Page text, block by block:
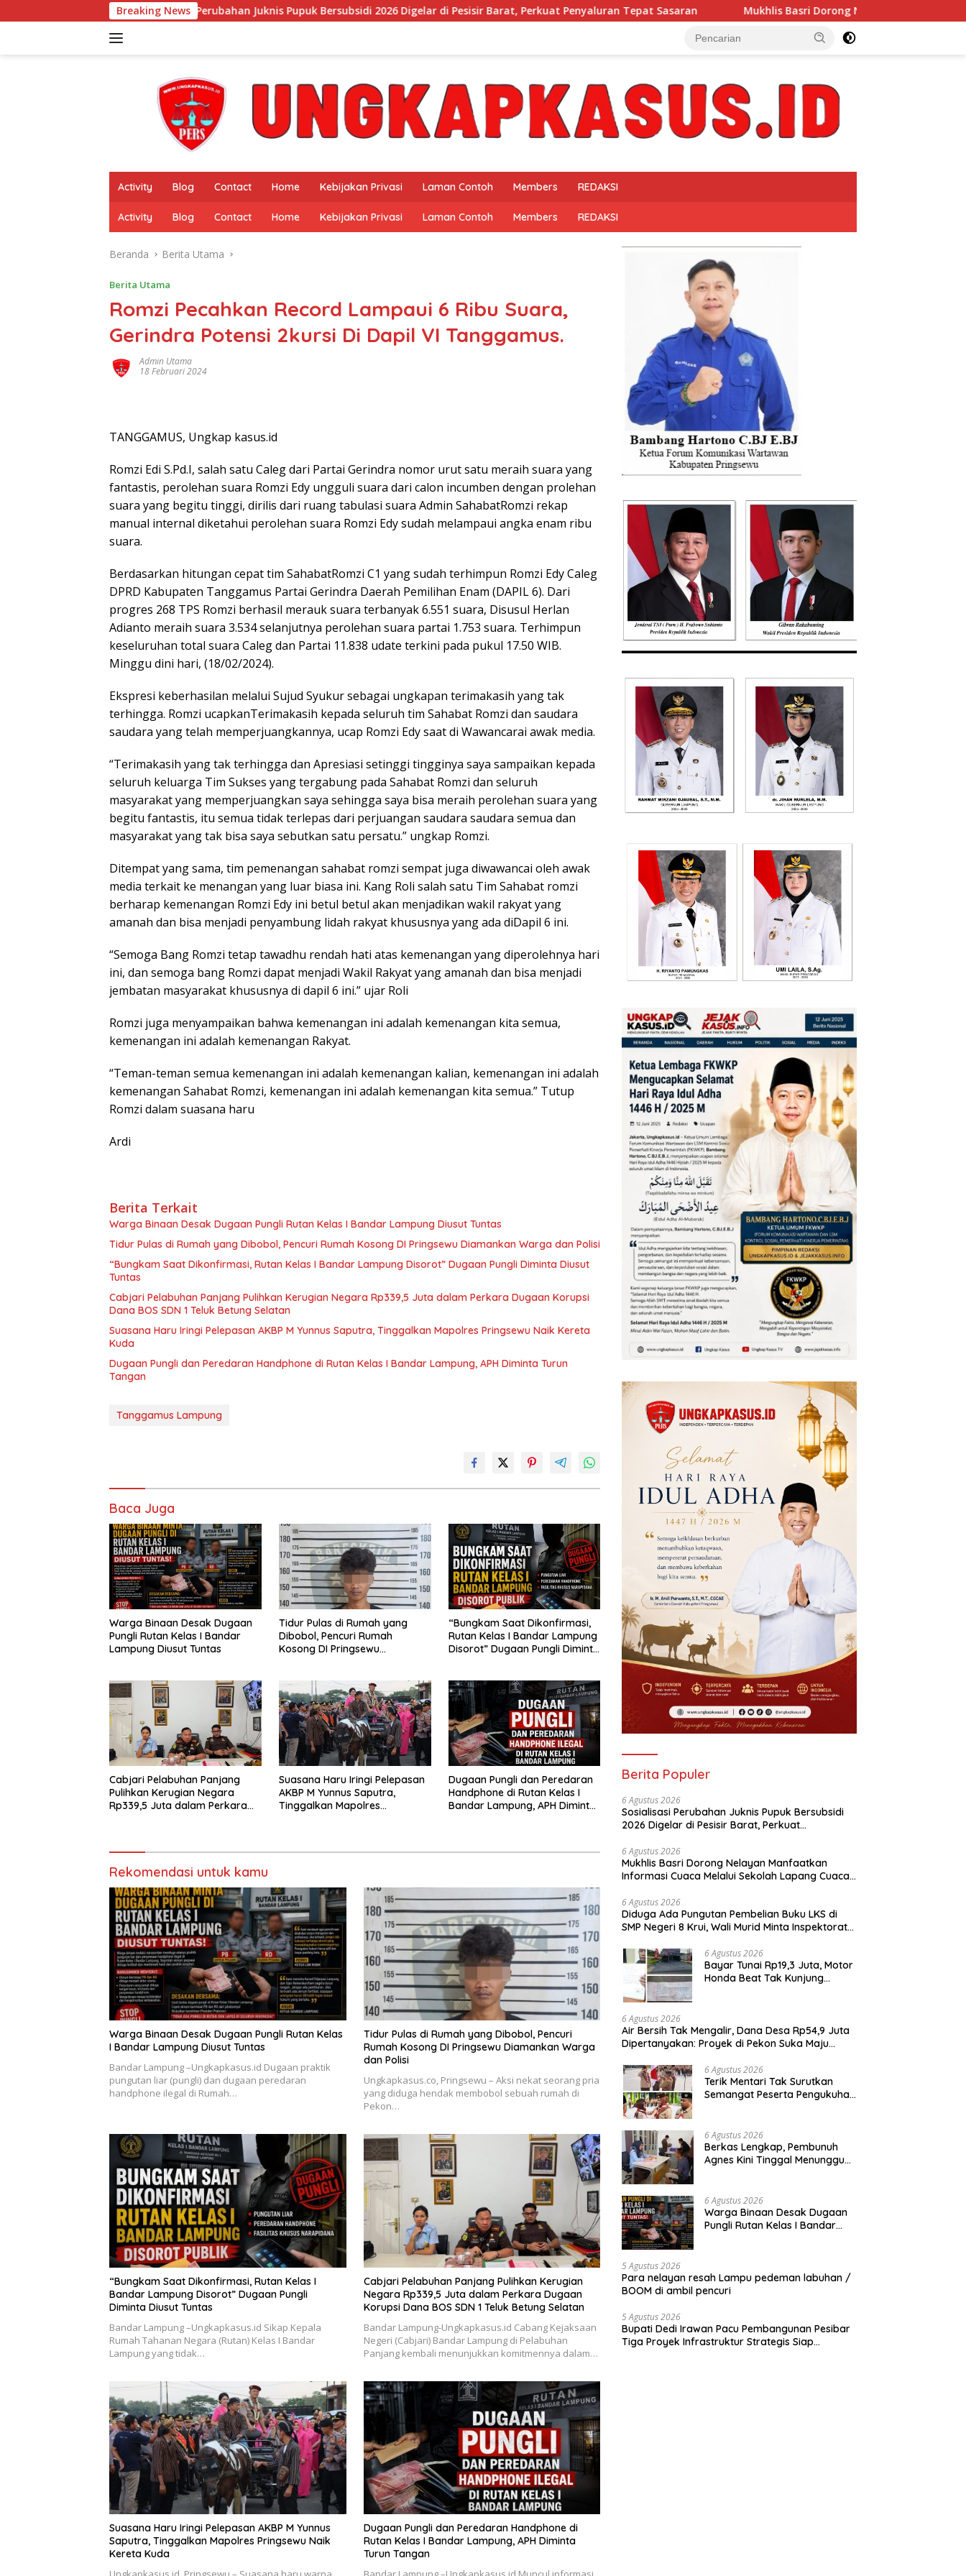
ke
Breaking News
Sosialisasi Perubahan Juknis Pupuk Bersubsidi 2026 Digelar di Pesisir Barat, Perkuat Penyaluran Tepat Sasaran Mukhlis Basri Dorong Nelayan Manfaatkan Informasi Cuaca Melalui
Activity Blog Contact Home Kebijakan Privasi Laman Contoh Members REDAKSI
Activity Blog Contact Home Kebijakan Privasi Laman Contoh Members REDAKSI
Beranda Berita Utama
Berita Utama
Romzi Pecahkan Record Lampaui 6 Ribu Suara,
Gerindra Potensi 2kursi Di Dapil VI Tanggamus.
Admin Utama
18 Februari 2024
TANGGAMUS, Ungkap kasus.id
Romzi Edi S.Pd.I, salah satu Caleg dari Partai Gerindra nomor urut satu meraih suara yang
fantastis, perolehan suara Romzi Edy ungguli suara dari calon incumben dengan prolehan
suara yang begitu tinggi, dirilis dari ruang tabulasi suara Admin SahabatRomzi rekap
manual internal diketahui perolehan suara Romzi Edy sudah melampaui angka enam ribu
suara.
Berdasarkan hitungan cepat tim SahabatRomzi C1 yang sudah terhimpun Romzi Edy Caleg
DPRD Kabupaten Tanggamus Partai Gerindra Daerah Pemilihan Enam (DAPIL 6). Dari
progres 268 TPS Romzi berhasil merauk suara terbanyak 6.551 suara, Disusul Herlan
Adianto meraih suara 3.534 selanjutnya perolehan suara partai 1.753 suara. Terhimpun
keseluruhan total suara Caleg dan Partai 11.838 udate terkini pada pukul 17.50 WIB.
Minggu dini hari, (18/02/2024).
Ekspresi keberhasilan melalui Sujud Syukur sebagai ungkapan terimakasih yang tak
terhingga. Romzi ucapkanTerimakasih kepada seluruh tim Sahabat Romzi dan saudara
saudara yang telah memperjuangkannya, ucap Romzi Edy saat di Wawancarai awak media.
“Terimakasih yang tak terhingga dan Apresiasi setinggi tingginya saya sampaikan kepada
seluruh keluarga Tim Sukses yang tergabung pada Sahabat Romzi dan seluruh
masyarakat yang memperjuangkan saya sehingga saya bisa meraih perolehan suara yang
begitu fantastis, itu semua tidak terlepas dari perjuangan saudara saudara semua dan
masyarakat yang tak bisa saya sebutkan satu persatu.” ungkap Romzi.
Ditempat yang sama, tim pemenangan sahabat romzi sempat juga diwawancai oleh awak
media terkait ke menangan yang luar biasa ini. Kang Roli salah satu Tim Sahabat romzi
berharap kemenangan Romzi Edy ini betul betul akan menjadikan wakil rakyat yang
amanah dan bisa menjadi penyambung lidah rakyat khususnya yang ada diDapil 6 ini.
“Semoga Bang Romzi tetap tawadhu rendah hati atas kemenangan yang diperolehnya hari
ini, dan semoga bang Romzi dapat menjadi Wakil Rakyat yang amanah dan bisa menjadi
jembatan masyarakat khususnya di dapil 6 ini.” ujar Roli
Romzi juga menyampaikan bahwa kemenangan ini adalah kemenangan kita semua,
kemenangan ini adalah kemenangan Rakyat.
“Teman-teman semua kemenangan ini adalah kemenangan kalian, kemenangan ini adalah
kemenangan Sahabat Romzi, kemenangan ini adalah kemenangan kita semua.” Tutup
Romzi dalam suasana haru
Ardi
Berita Terkait
Warga Binaan Desak Dugaan Pungli Rutan Kelas I Bandar Lampung Diusut Tuntas
Tidur Pulas di Rumah yang Dibobol, Pencuri Rumah Kosong DI Pringsewu Diamankan Warga dan Polisi
“Bungkam Saat Dikonfirmasi, Rutan Kelas I Bandar Lampung Disorot” Dugaan Pungli Diminta Diusut
Tuntas
Cabjari Pelabuhan Panjang Pulihkan Kerugian Negara Rp339,5 Juta dalam Perkara Dugaan Korupsi
Dana BOS SDN 1 Teluk Betung Selatan
Suasana Haru Iringi Pelepasan AKBP M Yunnus Saputra, Tinggalkan Mapolres Pringsewu Naik Kereta
Kuda
Dugaan Pungli dan Peredaran Handphone di Rutan Kelas I Bandar Lampung, APH Diminta Turun
Tangan
Tanggamus Lampung
Baca Juga
Warga Binaan Desak Dugaan
Pungli Rutan Kelas I Bandar
Lampung Diusut Tuntas
Tidur Pulas di Rumah yang
Dibobol, Pencuri Rumah
Kosong DI Pringsewu
“Bungkam Saat Dikonfirmasi,
Rutan Kelas I Bandar Lampung
Disorot” Dugaan Pungli Diminta
Cabjari Pelabuhan Panjang
Pulihkan Kerugian Negara
Rp339,5 Juta dalam Perkara
Suasana Haru Iringi Pelepasan
AKBP M Yunnus Saputra,
Tinggalkan Mapolres
Dugaan Pungli dan Peredaran
Handphone di Rutan Kelas I
Bandar Lampung, APH Diminta
Rekomendasi untuk kamu
Warga Binaan Desak Dugaan Pungli Rutan Kelas
I Bandar Lampung Diusut Tuntas
Bandar Lampung –Ungkapkasus.id Dugaan praktik
pungutan liar (pungli) dan dugaan peredaran
handphone ilegal di Rumah…
Tidur Pulas di Rumah yang Dibobol, Pencuri
Rumah Kosong DI Pringsewu Diamankan Warga
dan Polisi
Ungkapkasus.co, Pringsewu – Aksi nekat seorang pria
yang diduga hendak membobol sebuah rumah di
Pekon…
“Bungkam Saat Dikonfirmasi, Rutan Kelas I
Bandar Lampung Disorot” Dugaan Pungli
Diminta Diusut Tuntas
Bandar Lampung –Ungkapkasus.id Sikap Kepala
Rumah Tahanan Negara (Rutan) Kelas I Bandar
Lampung yang tidak…
Cabjari Pelabuhan Panjang Pulihkan Kerugian
Negara Rp339,5 Juta dalam Perkara Dugaan
Korupsi Dana BOS SDN 1 Teluk Betung Selatan
Bandar Lampung-Ungkapkasus.id Cabang Kejaksaan
Negeri (Cabjari) Bandar Lampung di Pelabuhan
Panjang kembali menunjukkan komitmennya dalam…
Suasana Haru Iringi Pelepasan AKBP M Yunnus
Saputra, Tinggalkan Mapolres Pringsewu Naik
Kereta Kuda
Dugaan Pungli dan Peredaran Handphone di
Rutan Kelas I Bandar Lampung, APH Diminta
Turun Tangan
Berita Populer
6 Agustus 2026
Sosialisasi Perubahan Juknis Pupuk Bersubsidi
2026 Digelar di Pesisir Barat, Perkuat
6 Agustus 2026
Mukhlis Basri Dorong Nelayan Manfaatkan
Informasi Cuaca Melalui Sekolah Lapang Cuaca
6 Agustus 2026
Diduga Ada Pungutan Pembelian Buku LKS di
SMP Negeri 8 Krui, Wali Murid Minta Inspektorat
6 Agustus 2026
Bayar Tunai Rp19,3 Juta, Motor
Honda Beat Tak Kunjung
6 Agustus 2026
Air Bersih Tak Mengalir, Dana Desa Rp54,9 Juta
Dipertanyakan: Proyek di Pekon Suka Maju
Konfirmasi
6 Agustus 2026
Terik Mentari Tak Surutkan
Semangat Peserta Pengukuhan
6 Agustus 2026
Berkas Lengkap, Pembunuh
Agnes Kini Tinggal Menunggu
6 Agustus 2026
Warga Binaan Desak Dugaan
Pungli Rutan Kelas I Bandar
5 Agustus 2026
Para nelayan resah Lampu pedeman labuhan /
BOOM di ambil pencuri
5 Agustus 2026
Bupati Dedi Irawan Pacu Pembangunan Pesibar
Tiga Proyek Infrastruktur Strategis Siap